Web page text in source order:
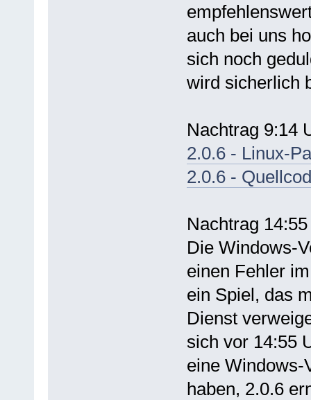
auch bei uns
sich noch
wird sicherlich
Nachtrag 9:14
2.0.6 - Linux-
2.0.6 -
Nachtrag
Die Windows-
einen Fehler
ein Spiel, das
Dienst
sich vor 14:55
eine Windows-
haben, 2.0.6